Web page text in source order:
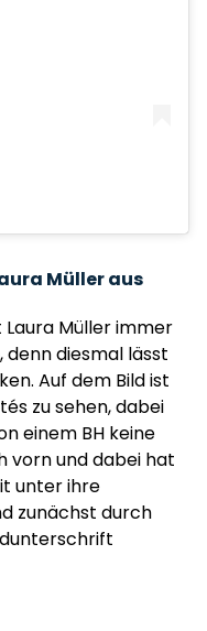
Müller aus
Müller immer
diesmal lässt
Auf dem Bild ist
zu sehen, dabei
einem BH keine
vorn und dabei hat
unter ihre
zunächst durch